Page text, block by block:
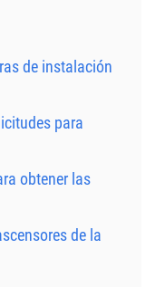
de instalación
para
obtener las
de la